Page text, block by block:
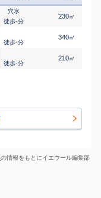
穴水
徒歩-分
230㎡
徒歩-分
340㎡
徒歩-分
210㎡
の情報をもとにイエウール編集部